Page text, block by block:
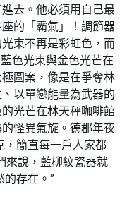
去。他必須用自己最
座的「霸氣」！調節器
束不再是彩虹色，而
色光束與金色光芒在
圖案，像是在爭奪林
以單戀能量為武器的
光芒在林天秤咖啡館
怪異氣旋。德郡年夜
，簡直每一戶人家都
來說，藍柳紋瓷器就
的存在。”